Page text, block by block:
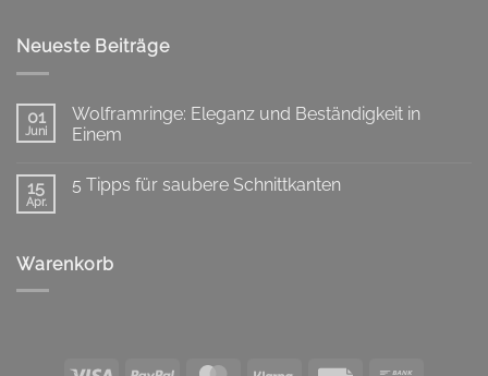
Neueste Beiträge
01
Juni
Wolframringe: Eleganz und Beständigkeit in
Einem
zu
Wolframringe:
in
Einem
15
Apr.
5 Tipps für saubere Schnittkanten
Tipps
Warenkorb